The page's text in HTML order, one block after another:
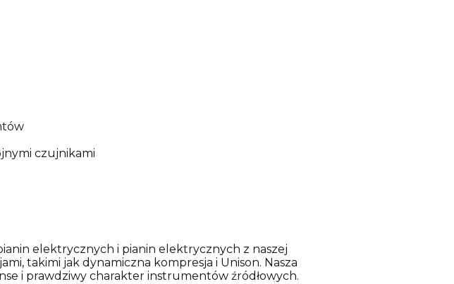
czujnikami
elektrycznych i pianin elektrycznych z naszej
takimi jak dynamiczna kompresja i Unison. Nasza
i prawdziwy charakter instrumentów źródłowych.